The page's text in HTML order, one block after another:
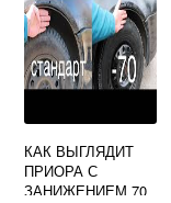
КАК ВЫГЛЯДИТ
ПРИОРА С
ЗАНИЖЕНИЕМ 70